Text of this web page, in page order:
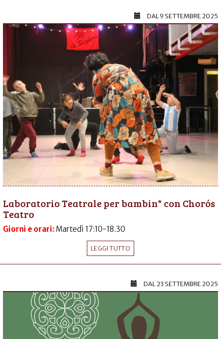
DAL9 SETTEMBRE 2025
Laboratorio Teatrale per bambin* con Chorós
Teatro
Giorni e orari: Martedì 17:10-18.30
LEGGI TUTTO
DAL23 SETTEMBRE 2025